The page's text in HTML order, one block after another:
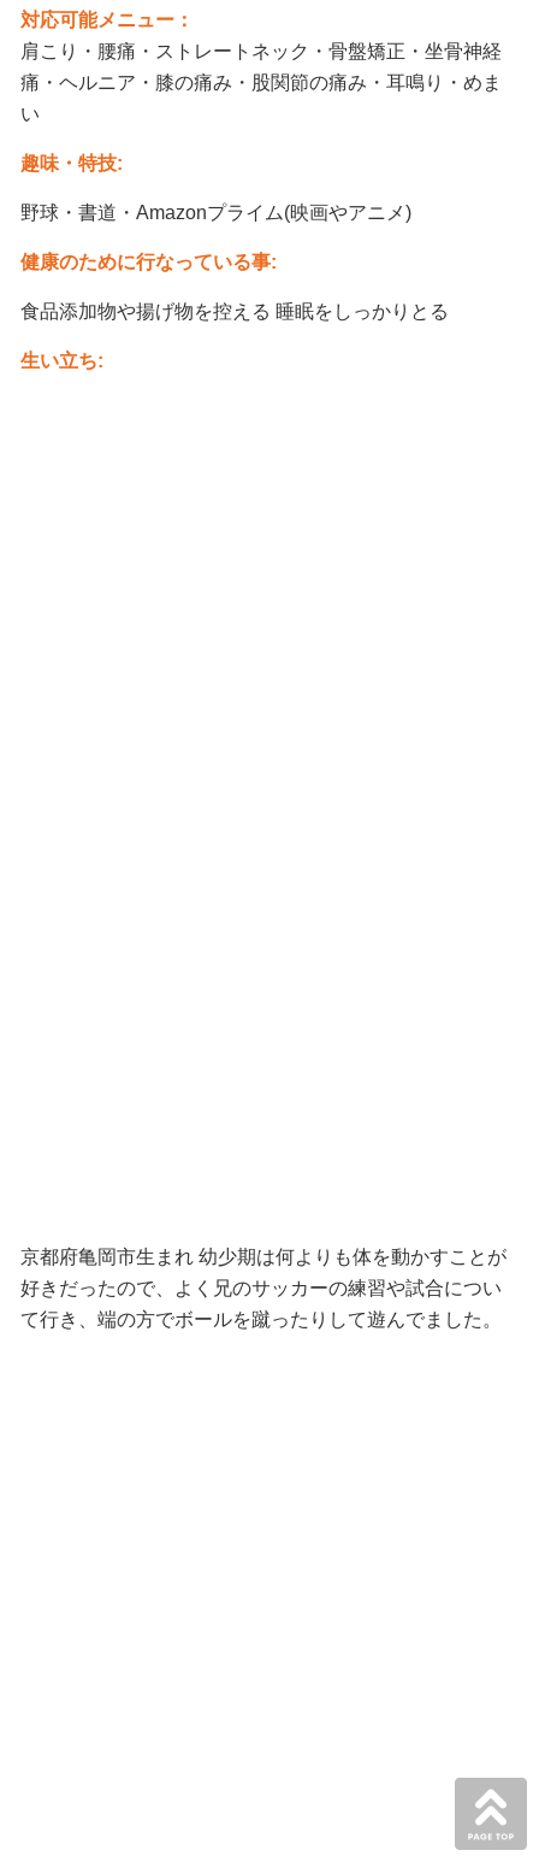
対応可能メニュー：
肩こり・腰痛・ストレートネック・骨盤矯正・坐骨神経
痛・ヘルニア・膝の痛み・股関節の痛み・耳鳴り・めま
い
趣味・特技:
野球・書道・Amazonプライム(映画やアニメ)
健康のために行なっている事:
食品添加物や揚げ物を控える 睡眠をしっかりとる
生い立ち:
京都府亀岡市生まれ 幼少期は何よりも体を動かすことが
好きだったので、
よく兄のサッカーの練習や試合につい
て行き、 端の方でボールを蹴ったりして遊んでました。